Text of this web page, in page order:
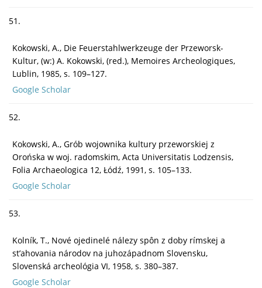
51.
Kokowski, A., Die Feuerstahlwerkzeuge der Przeworsk-
Kultur, (w:) A. Kokowski, (red.), Memoires Archeologiques,
Lublin, 1985, s. 109–127.
Google Scholar
52.
Kokowski, A., Grób wojownika kultury przeworskiej z
Orońska w woj. radomskim, Acta Universitatis Lodzensis,
Folia Archaeologica 12, Łódź, 1991, s. 105–133.
Google Scholar
53.
Kolník, T., Nové ojedinelé nálezy spôn z doby rímskej a
st’ahovania národov na juhozápadnom Slovensku,
Slovenská archeológia VI, 1958, s. 380–387.
Google Scholar